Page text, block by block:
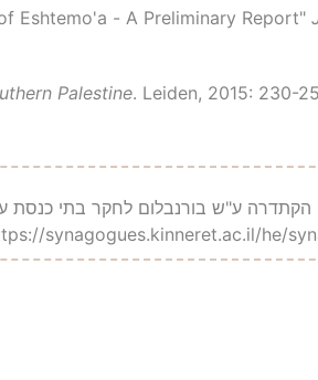
of Eshtemo'a - A Preliminary Report"
Palestine. Leiden, 2015: 230-
synagogues.kinneret.ac.il/he/